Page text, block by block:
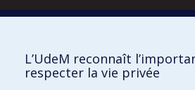
Kinésiologie et des sciences de l’activité
Orthophonie et audiologie
L’UdeM reconnaît
respecter la vie privée